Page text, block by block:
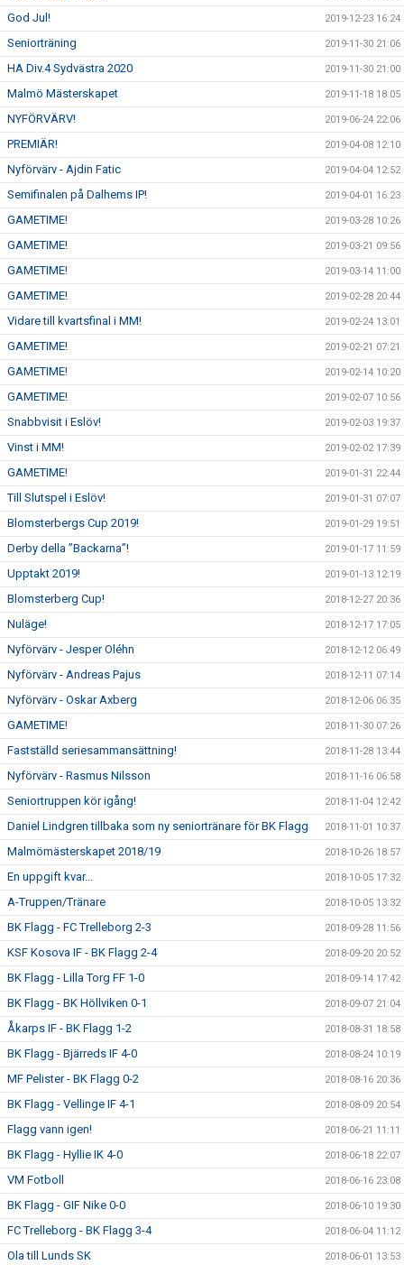
God Jul! 2019-12-23 16:24
Seniorträning 2019-11-30 21:06
HA Div.4 Sydvästra 2020 2019-11-30 21:00
Malmö Mästerskapet 2019-11-18 18:05
NYFÖRVÄRV! 2019-06-24 22:06
PREMIÄR! 2019-04-08 12:10
Nyförvärv - Ajdin Fatic 2019-04-04 12:52
Semifinalen på Dalhems IP! 2019-04-01 16:23
GAMETIME! 2019-03-28 10:26
GAMETIME! 2019-03-21 09:56
GAMETIME! 2019-03-14 11:00
GAMETIME! 2019-02-28 20:44
Vidare till kvartsfinal i MM! 2019-02-24 13:01
GAMETIME! 2019-02-21 07:21
GAMETIME! 2019-02-14 10:20
GAMETIME! 2019-02-07 10:56
Snabbvisit i Eslöv! 2019-02-03 19:37
Vinst i MM! 2019-02-02 17:39
GAMETIME! 2019-01-31 22:44
Till Slutspel i Eslöv! 2019-01-31 07:07
Blomsterbergs Cup 2019! 2019-01-29 19:51
Derby della ”Backarna”! 2019-01-17 11:59
Upptakt 2019! 2019-01-13 12:19
Blomsterberg Cup! 2018-12-27 20:36
Nuläge! 2018-12-17 17:05
Nyförvärv - Jesper Oléhn 2018-12-12 06:49
Nyförvärv - Andreas Pajus 2018-12-11 07:14
Nyförvärv - Oskar Axberg 2018-12-06 06:35
GAMETIME! 2018-11-30 07:26
Fastställd seriesammansättning! 2018-11-28 13:44
Nyförvärv - Rasmus Nilsson 2018-11-16 06:58
Seniortruppen kör igång! 2018-11-04 12:42
Daniel Lindgren tillbaka som ny seniortränare för BK Flagg 2018-11-01 10:37
Malmömästerskapet 2018/19 2018-10-26 18:57
En uppgift kvar... 2018-10-05 17:32
A-Truppen/Tränare 2018-10-05 13:32
BK Flagg - FC Trelleborg 2-3 2018-09-28 11:56
KSF Kosova IF - BK Flagg 2-4 2018-09-20 20:52
BK Flagg - Lilla Torg FF 1-0 2018-09-14 17:42
BK Flagg - BK Höllviken 0-1 2018-09-07 21:04
Åkarps IF - BK Flagg 1-2 2018-08-31 18:58
BK Flagg - Bjärreds IF 4-0 2018-08-24 10:19
MF Pelister - BK Flagg 0-2 2018-08-16 20:36
BK Flagg - Vellinge IF 4-1 2018-08-09 20:54
Flagg vann igen! 2018-06-21 11:11
BK Flagg - Hyllie IK 4-0 2018-06-18 22:07
VM Fotboll 2018-06-16 23:08
BK Flagg - GIF Nike 0-0 2018-06-10 19:30
FC Trelleborg - BK Flagg 3-4 2018-06-04 11:12
Ola till Lunds SK 2018-06-01 13:53